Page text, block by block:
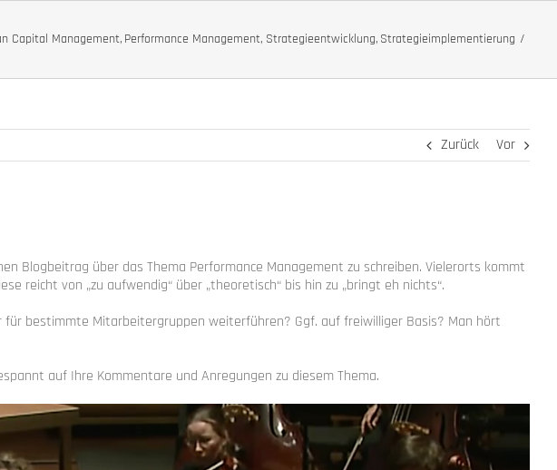
Capital Management Performance Management Strategieentwicklung Strategieimplementierung
Zurück Vor
Blogbeitrag über das Thema Performance Management zu schreiben. Vielerorts kommt
reicht von „zu aufwendig“ über „theoretisch“ bis hin zu „bringt eh nichts“.
bestimmte Mitarbeitergruppen weiterführen? Ggf. auf freiwilliger Basis? Man hört
auf Ihre Kommentare und Anregungen zu diesem Thema.